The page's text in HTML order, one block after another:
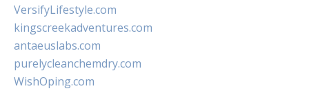
VersifyLifestyle.com
kingscreekadventures.com
antaeuslabs.com
purelycleanchemdry.com
WishOping.com